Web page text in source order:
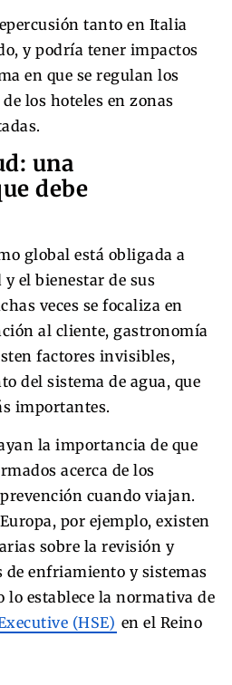
tanto en Italia
y podría tener impactos
en que se regulan los
los hoteles en zonas
una
debe
global está obligada a
el bienestar de sus
veces se focaliza en
al cliente, gastronomía
factores invisibles,
del sistema de agua, que
importantes.
la importancia de que
acerca de los
cuando viajan.
por ejemplo, existen
sobre la revisión y
de enfriamiento y sistemas
lo establece la normativa de
(HSE) en el Reino